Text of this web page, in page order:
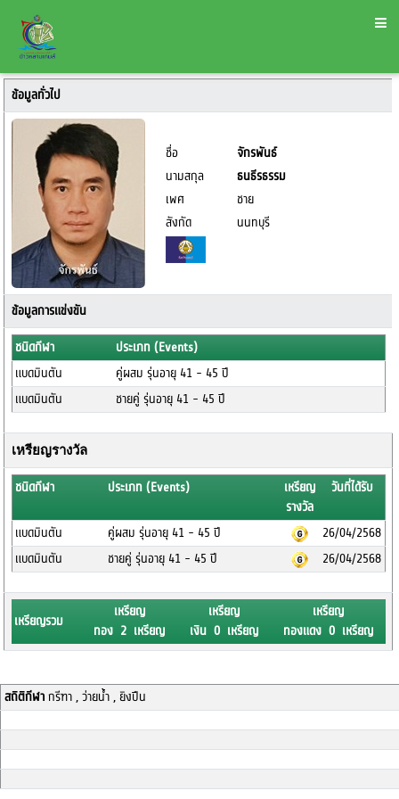
ข้อมูลทั่วไป
ชื่อ
จักรพันธ์
นามสกุล
ธนธีรธรรม
เพศ
ชาย
สังกัด
นนทบุรี
ข้อมูลการแข่งขัน
ชนิดกีฬา
ประเภท (Events)
แบดมินตัน
คู่ผสม รุ่นอายุ 41 - 45 ปี
แบดมินตัน
ชายคู่ รุ่นอายุ 41 - 45 ปี
เหรียญรางวัล
ชนิดกีฬา ประเภท (Events)
เหรียญ
รางวัล
วันที่ได้รับ
แบดมินตัน คู่ผสม รุ่นอายุ 41 - 45 ปี
26/04/2568
แบดมินตัน
ชายคู่ รุ่นอายุ 41 - 45 ปี 26/04/2568
เหรียญรวม
เหรียญ
ทอง 2 เหรียญ
เหรียญ
เงิน 0 เหรียญ
เหรียญ
ทองแดง 0 เหรียญ
สถิติกีฬากรีฑา , ว่ายน้ำ , ยิงปืน